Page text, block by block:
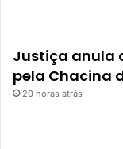
Justiça anula
pela Chacina
20 horas atrás